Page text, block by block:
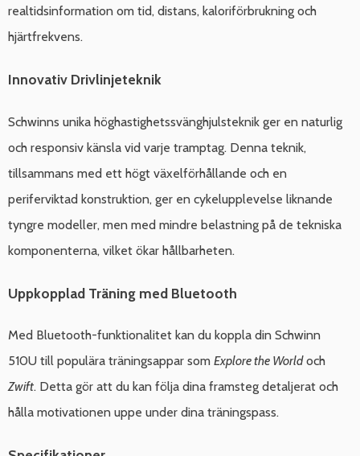
realtidsinformation om tid, distans, kaloriförbrukning och
hjärtfrekvens.
Innovativ Drivlinjeteknik
Schwinns unika höghastighetssvänghjulsteknik ger en naturlig
och responsiv känsla vid varje tramptag. Denna teknik,
tillsammans med ett högt växelförhållande och en
periferviktad konstruktion, ger en cykelupplevelse liknande
tyngre modeller, men med mindre belastning på de tekniska
komponenterna, vilket ökar hållbarheten.
Uppkopplad Träning med Bluetooth
Med Bluetooth-funktionalitet kan du koppla din Schwinn
510U till populära träningsappar som Explore the Worldoch
Zwift. Detta gör att du kan följa dina framsteg detaljerat och
hålla motivationen uppe under dina träningspass.